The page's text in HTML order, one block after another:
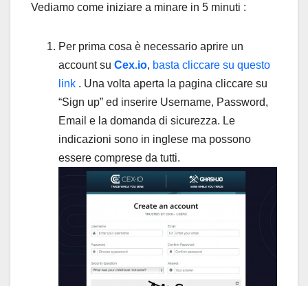
Vediamo come iniziare a minare in 5 minuti :
Per prima cosa è necessario aprire un
account su Cex.io, basta cliccare su questo
link . Una volta aperta la pagina cliccare su
“Sign up” ed inserire Username, Password,
Email e la domanda di sicurezza. Le
indicazioni sono in inglese ma possono
essere comprese da tutti.